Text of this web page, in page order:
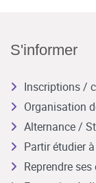
S'informer
Inscriptions /
Organisation
Alternance /
Partir étudier
Reprendre ses